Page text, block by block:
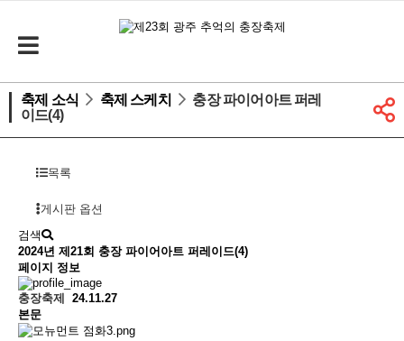
축제 소식 축제 스케치
충장 파이어아트 퍼레
이드(4)
목록
게시판 옵션
검색
2024년 제21회 충장 파이어아트 퍼레이드(4)
페이지 정보
충장축제
24.11.27
본문